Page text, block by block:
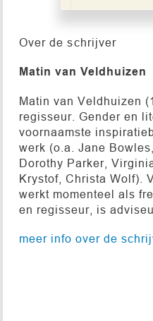
Over de schrijver
Matin van Veldhuizen
Matin van Veldhuizen
regisseur. Gender en
voornaamste
werk (o.a. Jane
Dorothy Parker,
Krystof, Christa Wolf).
werkt momenteel als
en regisseur, is
meer info over de